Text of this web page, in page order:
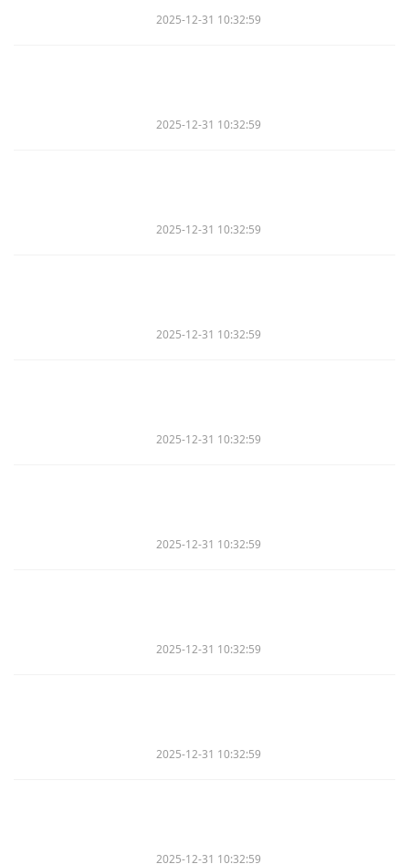
2025-12-31 10:32:59
2025-12-31 10:32:59
2025-12-31 10:32:59
2025-12-31 10:32:59
2025-12-31 10:32:59
2025-12-31 10:32:59
2025-12-31 10:32:59
2025-12-31 10:32:59
2025-12-31 10:32:59